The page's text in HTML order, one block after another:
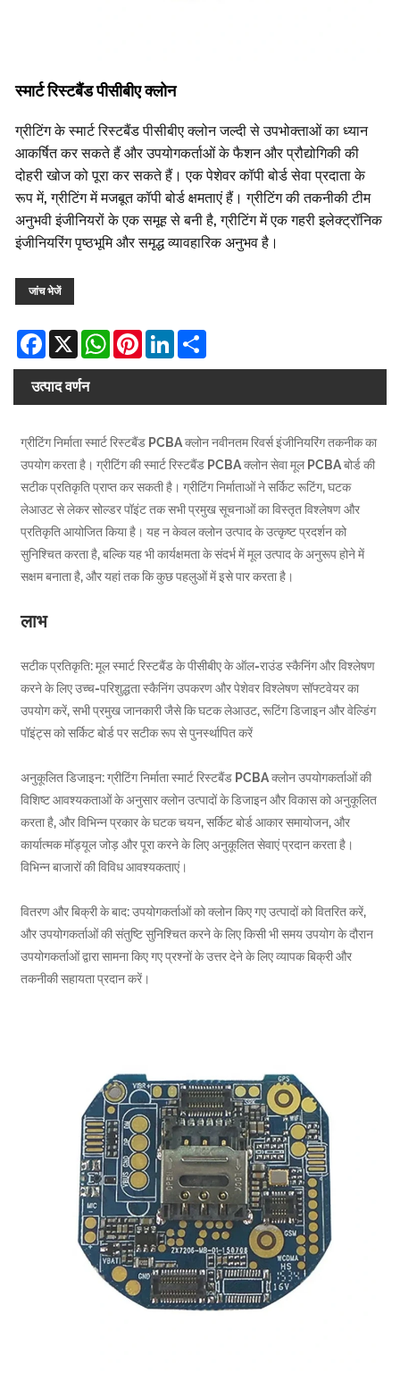
स्मार्ट रिस्टबैंड पीसीबीए क्लोन
ग्रीटिंग के स्मार्ट रिस्टबैंड पीसीबीए क्लोन जल्दी से उपभोक्ताओं का ध्यान
आकर्षित कर सकते हैं और उपयोगकर्ताओं के फैशन और प्रौद्योगिकी की
दोहरी खोज को पूरा कर सकते हैं। एक पेशेवर कॉपी बोर्ड सेवा प्रदाता के
रूप में, ग्रीटिंग में मजबूत कॉपी बोर्ड क्षमताएं हैं। ग्रीटिंग की तकनीकी टीम
अनुभवी इंजीनियरों के एक समूह से बनी है, ग्रीटिंग में एक गहरी इलेक्ट्रॉनिक
इंजीनियरिंग पृष्ठभूमि और समृद्ध व्यावहारिक अनुभव है।
जांच भेजें
Facebook
X WhatsApp
PinterestLinkedIn
उत्पाद वर्णन
ग्रीटिंग निर्माता स्मार्ट रिस्टबैंड PCBA क्लोन नवीनतम रिवर्स इंजीनियरिंग तकनीक का
उपयोग करता है। ग्रीटिंग की स्मार्ट रिस्टबैंड PCBA क्लोन सेवा मूल PCBA बोर्ड की
सटीक प्रतिकृति प्राप्त कर सकती है। ग्रीटिंग निर्माताओं ने सर्किट रूटिंग, घटक
लेआउट से लेकर सोल्डर पॉइंट तक सभी प्रमुख सूचनाओं का विस्तृत विश्लेषण और
प्रतिकृति आयोजित किया है। यह न केवल क्लोन उत्पाद के उत्कृष्ट प्रदर्शन को
सुनिश्चित करता है, बल्कि यह भी कार्यक्षमता के संदर्भ में मूल उत्पाद के अनुरूप होने में
सक्षम बनाता है, और यहां तक ​​कि कुछ पहलुओं में इसे पार करता है।
लाभ
सटीक प्रतिकृति: मूल स्मार्ट रिस्टबैंड के पीसीबीए के ऑल-राउंड स्कैनिंग और विश्लेषण
करने के लिए उच्च-परिशुद्धता स्कैनिंग उपकरण और पेशेवर विश्लेषण सॉफ्टवेयर का
उपयोग करें, सभी प्रमुख जानकारी जैसे कि घटक लेआउट, रूटिंग डिजाइन और वेल्डिंग
पॉइंट्स को सर्किट बोर्ड पर सटीक रूप से पुनर्स्थापित करें
अनुकूलित डिजाइन: ग्रीटिंग निर्माता स्मार्ट रिस्टबैंड PCBA क्लोन उपयोगकर्ताओं की
विशिष्ट आवश्यकताओं के अनुसार क्लोन उत्पादों के डिजाइन और विकास को अनुकूलित
करता है, और विभिन्न प्रकार के घटक चयन, सर्किट बोर्ड आकार समायोजन, और
कार्यात्मक मॉड्यूल जोड़ और पूरा करने के लिए अनुकूलित सेवाएं प्रदान करता है।
विभिन्न बाजारों की विविध आवश्यकताएं।
वितरण और बिक्री के बाद: उपयोगकर्ताओं को क्लोन किए गए उत्पादों को वितरित करें,
और उपयोगकर्ताओं की संतुष्टि सुनिश्चित करने के लिए किसी भी समय उपयोग के दौरान
उपयोगकर्ताओं द्वारा सामना किए गए प्रश्नों के उत्तर देने के लिए व्यापक बिक्री और
तकनीकी सहायता प्रदान करें।